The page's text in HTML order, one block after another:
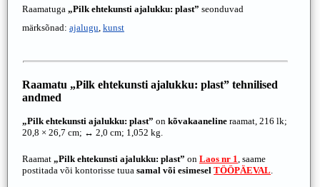
Raamatuga „Pilk ehtekunsti ajalukku: plast” seonduvad
märksõnad: ajalugu, kunst
Raamatu „Pilk ehtekunsti ajalukku: plast” tehnilised
andmed
„Pilk ehtekunsti ajalukku: plast” on kõvakaaneline raamat, 216 lk;
20,8 × 26,7 cm; ↔ 2,0 cm; 1,052 kg.
Raamat „Pilk ehtekunsti ajalukku: plast” on Laos nr 1, saame
postitada või kontorisse tuua samal või esimesel TÖÖPÄEVAL.